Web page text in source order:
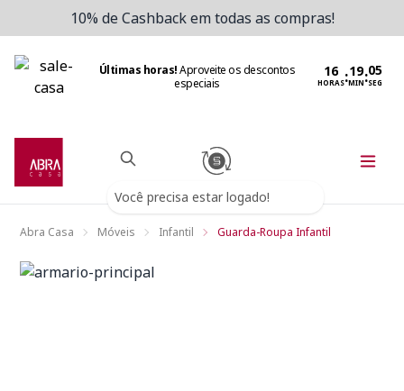
10% de Cashback em todas as compras!
Últimas horas!Aproveite os descontos
especiais
HORAS:MIN:SEG
Você precisa estar logado!
Abra Casa Móveis Infantil Guarda-Roupa Infantil